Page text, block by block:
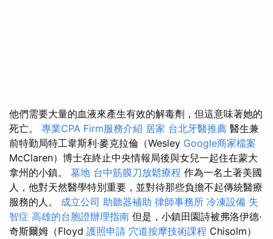
他們需要大量的血液來產生有效的解毒劑，但這意味著她的
死亡。 專業CPA Firm服務介紹 居家 台北牙醫推薦 醫生兼
前特勤局特工韋斯利·麥克拉倫（Wesley Google商家檔案
McClaren）博士在終止中央情報局後與女兒一起住在蒙大
拿州的小鎮。 墓地 台中筋膜刀放鬆療程 作為一名土著美國
人，他對天然醫學特別重要，並對待那些負擔不起傳統醫療
服務的人。 成立公司 助聽器補助 律師事務所 冷凍設備 失
智症 高雄的台胞證辦理指南 但是，小鎮田園詩被弗洛伊德·
奇斯爾姆（Floyd 護照申請 穴道按摩技術課程 Chisolm）